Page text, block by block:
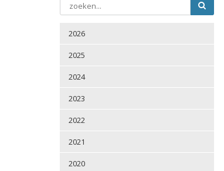
2026
2025
2024
2023
2022
2021
2020